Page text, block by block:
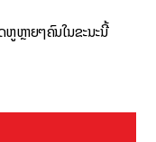
ຫູຫຼາຍໆຄົນໃນຂະນະນີ້